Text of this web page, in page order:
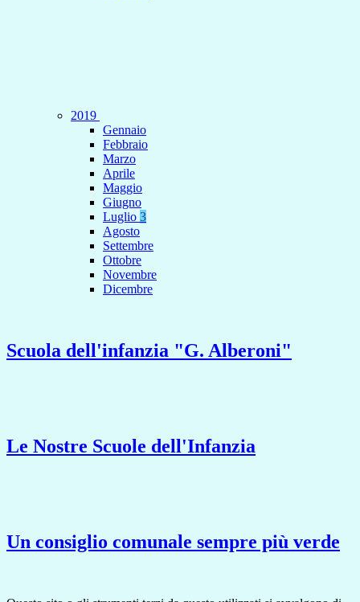
2019
Gennaio
Febbraio
Marzo
Aprile
Maggio
Giugno
Luglio 3
Agosto
Settembre
Ottobre
Novembre
Dicembre
Scuola dell'infanzia "G. Alberoni"
Le Nostre Scuole dell'Infanzia
Un consiglio comunale sempre più verde